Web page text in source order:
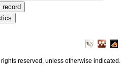
reserved, unless otherwise indicated.